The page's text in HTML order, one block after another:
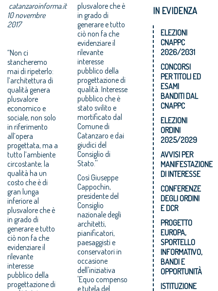
catanzaroinforma.it
10 novembre
2017
“Non ci
stancheremo
mai di ripeterlo:
l’architettura di
qualità genera
plusvalore
economico e
sociale, non solo
in riferimento
all’opera
progettata, ma a
tutto l’ambiente
circostante; la
qualità ha un
costo che è di
gran lunga
inferiore al
plusvalore che è
in grado di
generare e tutto
ciò non fa che
evidenziare il
rilevante
interesse
pubblico della
progettazione di
plusvalore che è
in grado di
generare e tutto
ciò non fa che
evidenziare il
rilevante
interesse
pubblico della
progettazione di
qualità. Interesse
pubblico che è
stato svilito e
mortificato dal
Comune di
Catanzaro e dai
giudici del
Consiglio di
Stato.''
Così Giuseppe
Cappochin,
presidente del
Consiglio
nazionale degli
architetti,
pianificatori,
paesaggisti e
conservatori in
occasione
dell'iniziativa
'Equo compenso
e tutela del
IN EVIDENZA
ELEZIONI
CNAPPC
2026/2031
CONCORSI
PER TITOLI ED
ESAMI
BANDITI DAL
CNAPPC
ELEZIONI
ORDINI
2025/2029
AVVISI PER
MANIFESTAZIONE
DI INTERESSE
CONFERENZE
DEGLI ORDINI
E DCR
PROGETTO
EUROPA,
SPORTELLO
INFORMATIVO,
BANDI E
OPPORTUNITÀ
ISTITUZIONE